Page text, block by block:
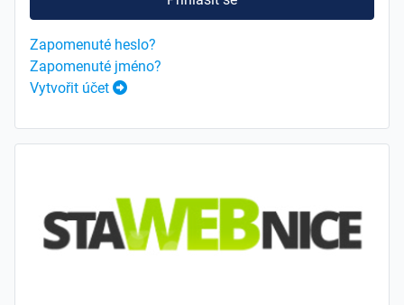
Zapomenuté heslo?
Zapomenuté jméno?
Vytvořit účet